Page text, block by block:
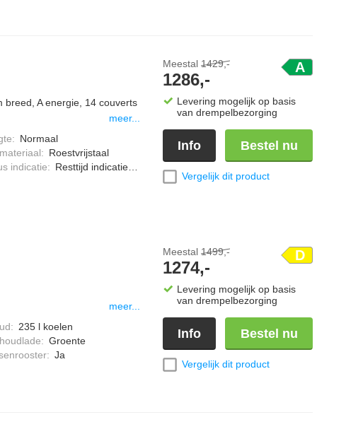
breed, A energie, 14 couverts
meer...
: Normaal
: Roestvrijstaal
indicatie: Resttijd indicatie vloer
A
Meestal 1429,-
1286,-
Levering mogelijk op basis
van drempelbezorging
Info Bestel nu
Vergelijk dit product
meer...
: 235 l koelen
: Groente
: Ja
D
Meestal 1499,-
1274,-
Levering mogelijk op basis
van drempelbezorging
Info Bestel nu
Vergelijk dit product